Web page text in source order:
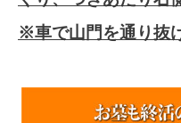
※車で山門を通り抜